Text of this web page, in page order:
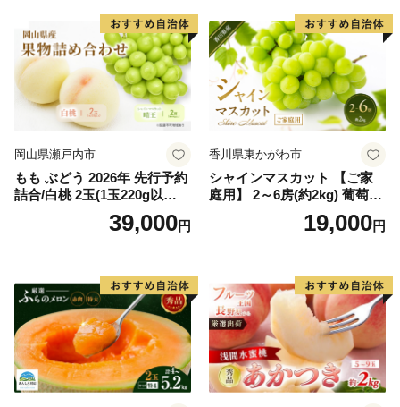
岡山県瀬戸内市
もも ぶどう 2026年 先行予約
詰合/白桃 2玉(1玉220g以
上)・シャインマスカット 晴
39,000円
香川県東かがわ市
シャインマスカット 【ご家
庭用】 2～6房(約2kg) 葡萄 ぶ
どう ブドウ フルーツ 果物 く
だもの 果実 旬の果物 旬のフ
19,000円